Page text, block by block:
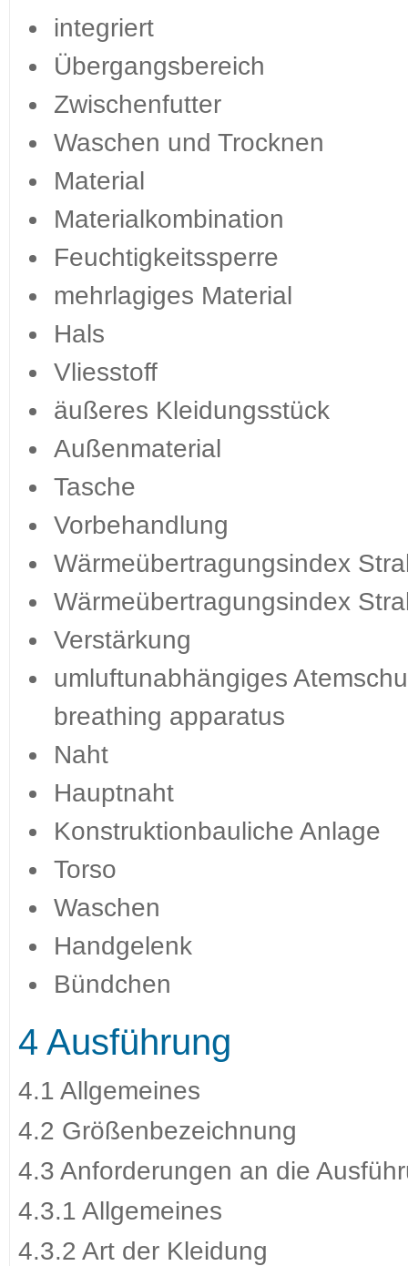
integriert
Übergangsbereich
Zwischenfutter
Waschen und Trocknen
Material
Materialkombination
Feuchtigkeitssperre
mehrlagiges Material
Hals
Vliesstoff
äußeres Kleidungsstück
Außenmaterial
Tasche
Vorbehandlung
Wärmeübertragungsindex
Wärmeübertragungsindex
Verstärkung
umluftunabhängiges
breathing apparatus
Naht
Hauptnaht
Konstruktionbauliche Anlage
Torso
Waschen
Handgelenk
Bündchen
4 Ausführung
4.1 Allgemeines
4.2 Größenbezeichnung
4.3 Anforderungen an die
4.3.1 Allgemeines
4.3.2 Art der Kleidung